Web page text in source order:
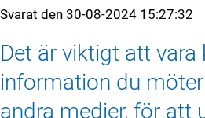
Svarat den30-08-2024 15:27:32
Det är viktigt att vara
information du
andra medier, för att